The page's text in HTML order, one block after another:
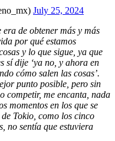
July 25, 2024
de obtener más y más
por qué estamos
y lo que sigue, ya que
sí dije ‘ya no, y ahora en
cómo salen las cosas’.
punto posible, pero sin
competir, me encanta, nada
momentos en los que se
Tokio, como los cinco
no sentía que estuviera